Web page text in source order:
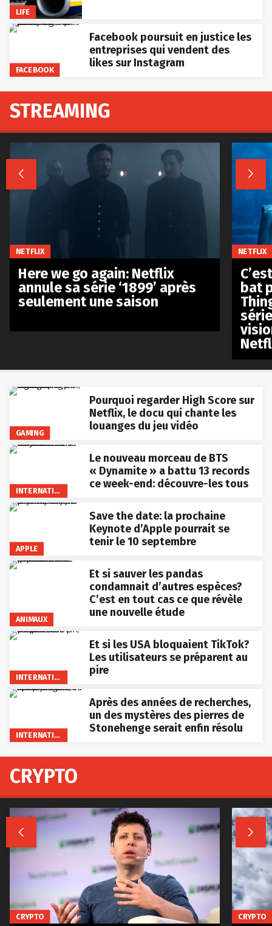
LIFE
FACEBOOK
Facebook poursuit en justice les
entreprises qui vendent des
likes sur Instagram
GAMING
Pourquoi regarder High Score sur
Netflix, le docu qui chante les
louanges du jeu vidéo
INTERNATIONAL
Le nouveau morceau de BTS
« Dynamite » a battu 13 records
ce week-end: découvre-les tous
APPLE
Save the date: la prochaine
Keynote d’Apple pourrait se
tenir le 10 septembre
ANIMAUX
Et si sauver les pandas
condamnait d’autres espèces?
C’est en tout cas ce que révèle
une nouvelle étude
INTERNATIONAL
Et si les USA bloquaient TikTok?
Les utilisateurs se préparent au
pire
INTERNATIONAL
Après des années de recherches,
un des mystères des pierres de
Stonehenge serait enfin résolu
STREAMING
 
NETFLIX
Here we go again: Netflix
annule sa série ‘1899’ après
seulement une saison
NETFLIX
bat
CRYPTO
 
CRYPTO CRYPTO